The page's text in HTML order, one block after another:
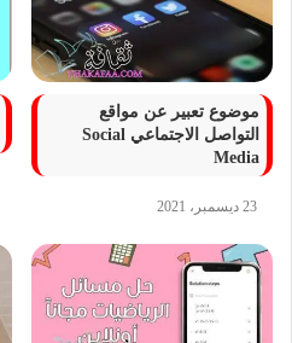
موضوع تعبير عن مواقع
التواصل الاجتماعي Social
Media
23 ديسمبر، 2021